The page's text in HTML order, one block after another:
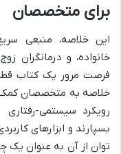
برای متخصصان
این خلاصه، منبعی
خانواده، و درمانگران
فرصت مرور یک کتاب
خلاصه به متخصصان
رویکرد سیستمی-
بسپارند و ابزارهای
توان از آن به عنوان یک